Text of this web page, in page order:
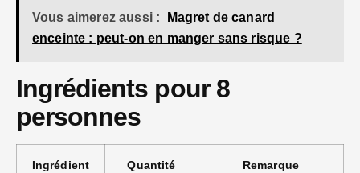
Vous aimerez aussi :
Magret de canard
enceinte : peut-on en manger sans risque ?
Ingrédients pour 8
personnes
Ingrédient Quantité Remarque